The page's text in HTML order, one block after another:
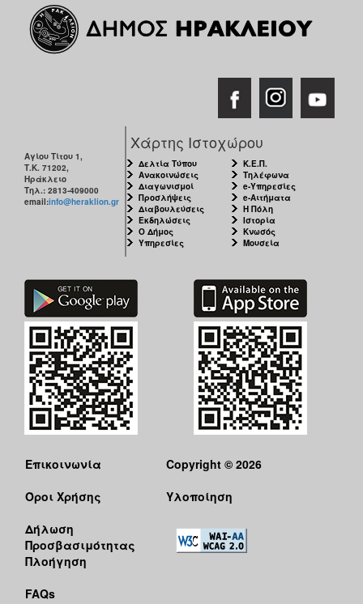
ΠΟΛΙΤΙΣΜΟΣ
Αγίου Τίτου 1,
Τ.Κ. 71202,
Ηράκλειο
Τηλ.: 2813-409000
email:info@heraklion.gr
Χάρτης Ιστοχώρου
Δελτία Τύπου
Ανακοινώσεις
Διαγωνισμοί
Προσλήψεις
Διαβουλεύσεις
Εκδηλώσεις
Ο Δήμος
Υπηρεσίες
Κ.Ε.Π.
Τηλέφωνα
e-Υπηρεσίες
e-Αιτήματα
Η Πόλη
Ιστορία
Κνωσός
Μουσεία
Επικοινωνία
Όροι Χρήσης
Δήλωση
Προσβασιμότητας
Πλοήγηση
FAQs
Copyright © 2026
Υλοποίηση